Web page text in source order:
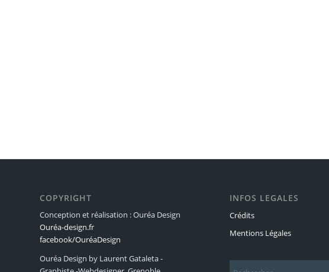
COPYRIGHT
Conception et réalisation : Ouréa Design
Ouréa-design.fr
facebook/OuréaDesign
Ouréa Design by Laurent Gataleta -
INFOS LEGALES
Crédits
Mentions Légales